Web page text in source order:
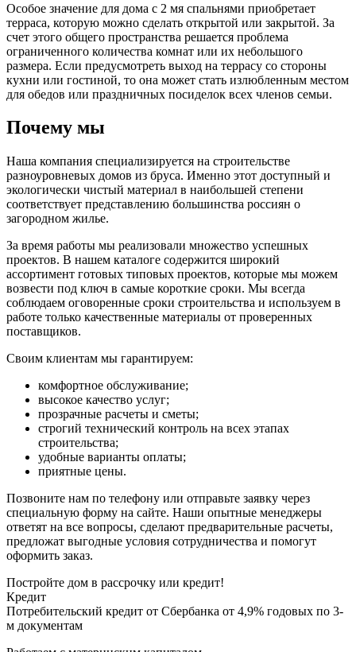
Особое значение для дома с 2 мя спальнями приобретает
терраса, которую можно сделать открытой или закрытой. За
счет этого общего пространства решается проблема
ограниченного количества комнат или их небольшого
размера. Если предусмотреть выход на террасу со стороны
кухни или гостиной, то она может стать излюбленным местом
для обедов или праздничных посиделок всех членов семьи.
Почему мы
Наша компания специализируется на строительстве
разноуровневых домов из бруса. Именно этот доступный и
экологически чистый материал в наибольшей степени
соответствует представлению большинства россиян о
загородном жилье.
За время работы мы реализовали множество успешных
проектов. В нашем каталоге содержится широкий
ассортимент готовых типовых проектов, которые мы можем
возвести под ключ в самые короткие сроки. Мы всегда
соблюдаем оговоренные сроки строительства и используем в
работе только качественные материалы от проверенных
поставщиков.
Своим клиентам мы гарантируем:
комфортное обслуживание;
высокое качество услуг;
прозрачные расчеты и сметы;
строгий технический контроль на всех этапах
строительства;
удобные варианты оплаты;
приятные цены.
Позвоните нам по телефону или отправьте заявку через
специальную форму на сайте. Наши опытные менеджеры
ответят на все вопросы, сделают предварительные расчеты,
предложат выгодные условия сотрудничества и помогут
оформить заказ.
Постройте дом в рассрочку или кредит!
Кредит
Потребительский кредит от Сбербанка от 4,9% годовых по 3-
м документам